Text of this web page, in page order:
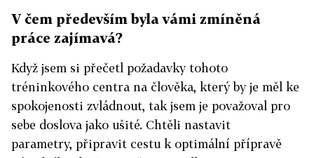
V čem především byla vámi zmíněná
práce zajímavá?
Když jsem si přečetl požadavky tohoto
tréninkového centra na člověka, který by je měl ke
spokojenosti zvládnout, tak jsem je považoval pro
sebe doslova jako ušité. Chtěli nastavit
parametry, připravit cestu k optimální přípravě